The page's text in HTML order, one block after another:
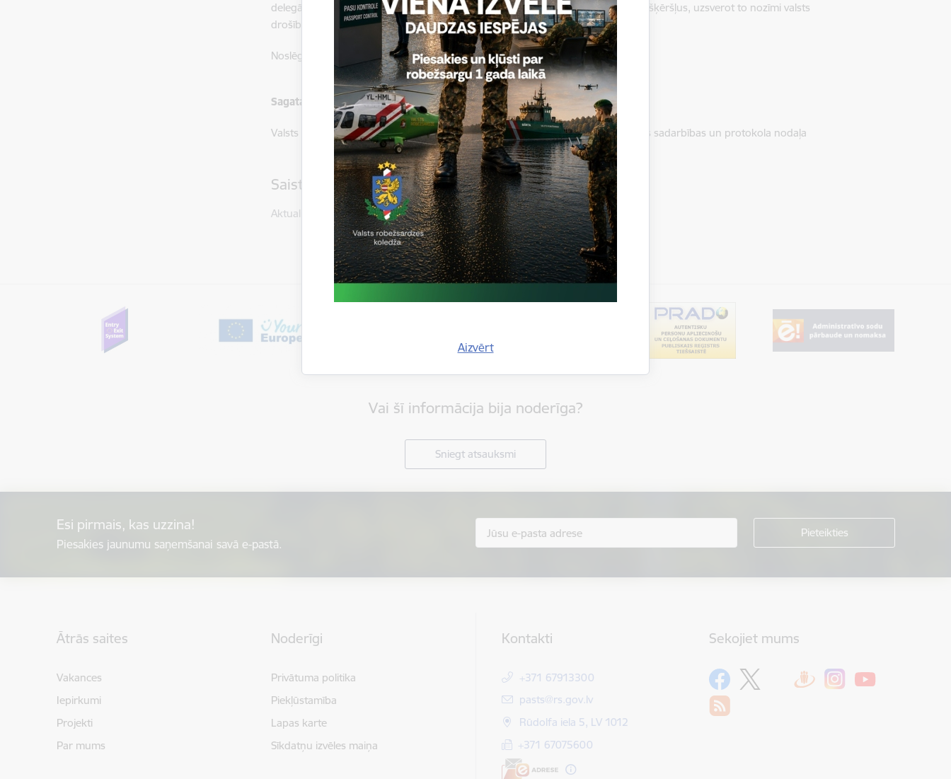
Aizvērt
delegācijai demonstrēja arī Nacionālo bruņoto spēku izveidotos pretmobilitātes šķēršļus, uzsverot to nozīmi valsts
drošības stiprināšanā.
Noslēgumā delegācija devās uz Latvijas–Igaunijas–Krievijas robežu krustpunktu.
Sagatavoja:
Valsts robežsardzes Galvenās pārvaldes Starptautiskās pārvaldes Starptautiskās sadarbības un protokola nodaļa
Saistītas tēmas
Aktualitātes: Vizītes un tikšanās
Vai šī informācija bija noderīga?
Sniegt atsauksmi
Esi pirmais, kas uzzina!
Piesakies jaunumu saņemšanai savā e-pastā.
Ātrās saites
Vakances
Iepirkumi
Projekti
Par mums
Noderīgi
Privātuma politika
Piekļūstamība
Lapas karte
Sīkdatņu izvēles maiņa
Kontakti
+371 67913300
E-pasts:
pasts@rs.gov.lv
Rūdolfa iela 5, LV 1012
+371 67075600
Sekojiet mums